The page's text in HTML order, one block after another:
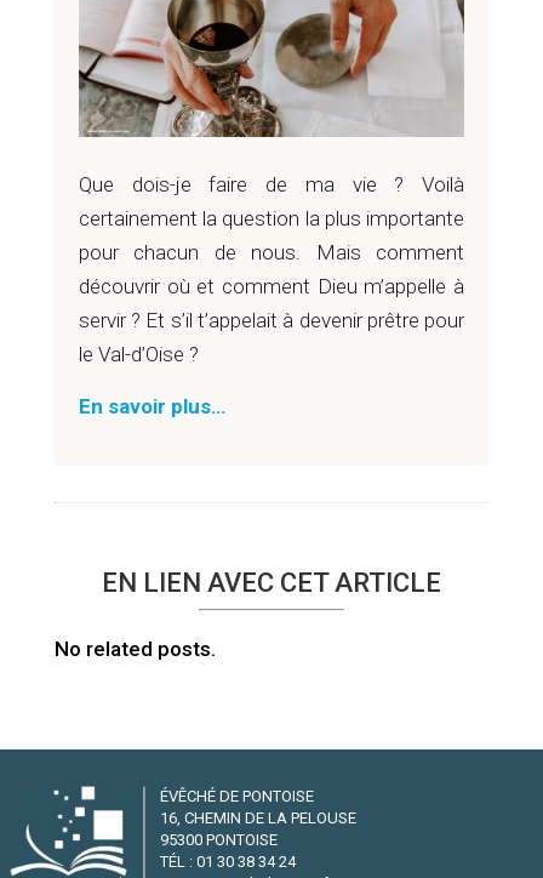
Que dois-je faire de ma vie ? Voilà
certainement la question la plus importante
pour chacun de nous. Mais comment
découvrir où et comment Dieu m’appelle à
servir ? Et s’il t’appelait à devenir prêtre pour
le Val-d’Oise ?
En savoir plus…
EN LIEN AVEC CET ARTICLE
No related posts.
ÉVÊCHÉ DE PONTOISE
16, CHEMIN DE LA PELOUSE
95300 PONTOISE
TÉL : 01 30 38 34 24